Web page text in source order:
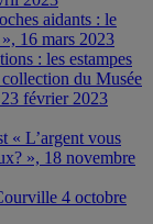
aidants : le
16 mars 2023
: les estampes
du Musée
février 2023
« L’argent vous
», 18 novembre
4 octobre